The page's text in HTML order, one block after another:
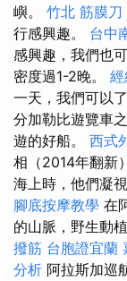
嶼。 竹北 筋膜刀
行感興趣。 台中
感興趣，我們也
密度過1-2晚。
一天，我們可以
分加勒比遊覽車
遊的好船。 西式
相（2014年翻新
海上時，他們凝
腳底按摩教學 在
的山脈，野生動
撥筋 台胞證宜蘭
分析 阿拉斯加巡